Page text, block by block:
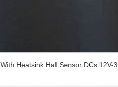
Heatsink Hall Sensor DCs 12V-